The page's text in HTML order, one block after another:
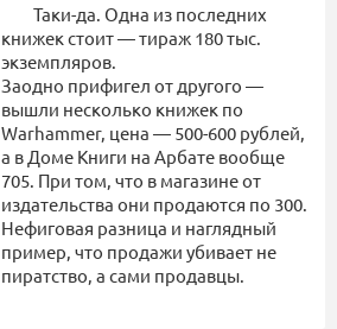
Таки-да. Одна из последних
книжек стоит — тираж 180 тыс.
экземпляров.
Заодно прифигел от другого —
вышли несколько книжек по
Warhammer, цена — 500-600 рублей,
а в Доме Книги на Арбате вообще
705. При том, что в магазине от
издательства они продаются по 300.
Нефиговая разница и наглядный
пример, что продажи убивает не
пиратство, а сами продавцы.